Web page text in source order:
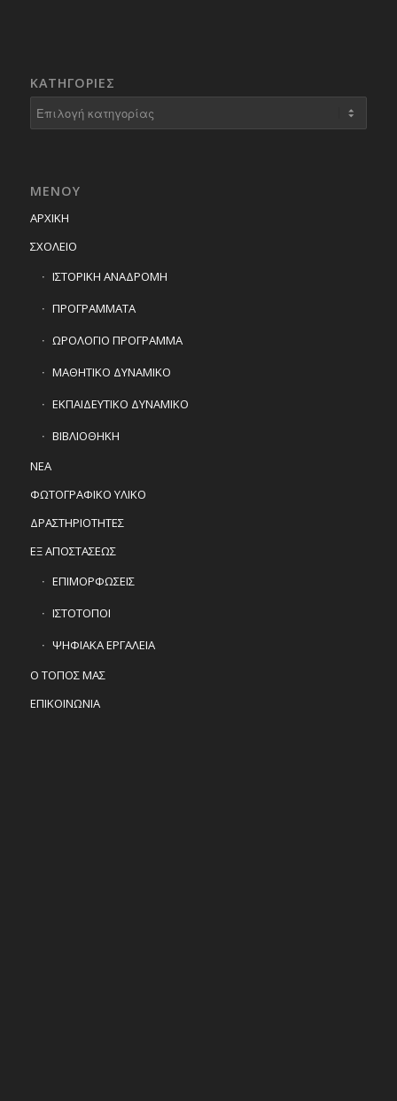
KΑΤΗΓΟΡΊΕΣ
ΜΕΝΟΥ
ΑΡΧΙΚΗ
ΣΧΟΛΕΙΟ
ΙΣΤΟΡΙΚΗ ΑΝΑΔΡΟΜΗ
ΠΡΟΓΡΑΜΜΑΤΑ
ΩΡΟΛΟΓΙΟ ΠΡΟΓΡΑΜΜΑ
ΜΑΘΗΤΙΚΟ ΔΥΝΑΜΙΚΟ
ΕΚΠΑΙΔΕΥΤΙΚΟ ΔΥΝΑΜΙΚΟ
ΒΙΒΛΙΟΘΗΚΗ
ΝΕΑ
ΦΩΤΟΓΡΑΦΙΚΟ ΥΛΙΚΟ
ΔΡΑΣΤΗΡΙΟΤΗΤΕΣ
ΕΞ ΑΠΟΣΤΑΣΕΩΣ
ΕΠΙΜΟΡΦΩΣΕΙΣ
ΙΣΤΟΤΟΠΟΙ
ΨΗΦΙΑΚΑ ΕΡΓΑΛΕΙΑ
Ο ΤΟΠΟΣ ΜΑΣ
ΕΠΙΚΟΙΝΩΝΙΑ